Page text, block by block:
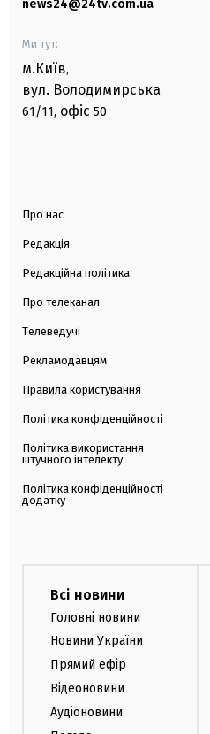
news24@24tv.com.ua
Ми тут:
м.Київ,
вул. Володимирська
61/11, офіс 50
Про нас
Редакція
Редакційна політика
Про телеканал
Телеведучі
Рекламодавцям
Правила користування
Політика конфіденційності
Політика використання
штучного інтелекту
Політика конфіденційності
додатку
Всі новини
Головні новини
Новини України
Прямий ефір
Відеоновини
Аудіоновини